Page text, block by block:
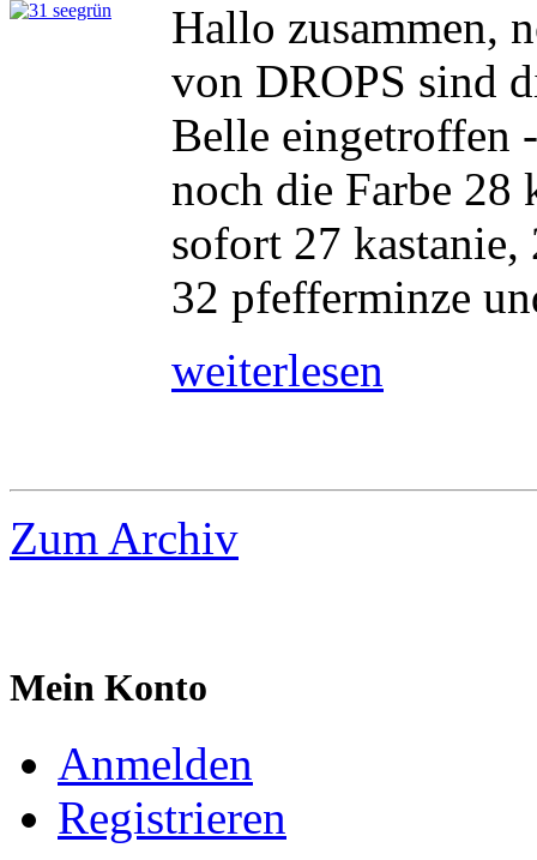
Hallo zusammen,
von DROPS sind
Belle eingetroffen
noch die Farbe 28
sofort 27 kastanie,
32 pfefferminze
weiterlesen
Zum Archiv
Mein Konto
Anmelden
Registrieren